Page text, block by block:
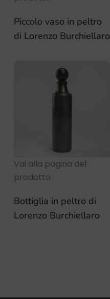
Piccolo vaso in peltro
di Lorenzo Burchiellaro
Vai alla pagina del
prodotto
Bottiglia in peltro di
Lorenzo Burchiellaro